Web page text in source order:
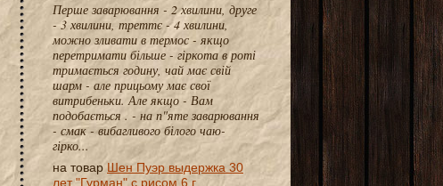
Перше заварювання - 2 хвилини, друге
- 3 хвилини, треттє - 4 хвилини,
можно зливати в термос - якщо
перетримати більше - гіркота в роті
тримається годину, чай має свій
шарм - але прицьому має свої
витрибеньки. Але якщо - Вам
подобається . - на п"яте заварювання
- смак - вибагливого білого чаю-
гірко...
на товар Шен Пуэр выдержка 30
лет "Гурман" с рисом 6 г